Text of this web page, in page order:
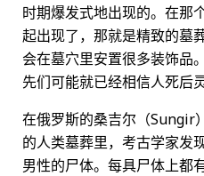
时期爆发式地出现的。在那
起出现了，那就是精致的墓
会在墓穴里安置很多装饰品
先们可能就已经相信人死后
在俄罗斯的桑吉尔（Sungir
的人类墓葬里，考古学家发
男性的尸体。每具尸体上都